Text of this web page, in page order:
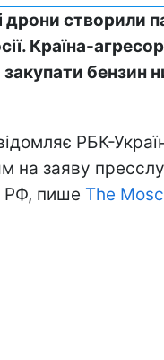
дрони створили
Країна-
бензин
РБК-
на заяву
РФ, пише The